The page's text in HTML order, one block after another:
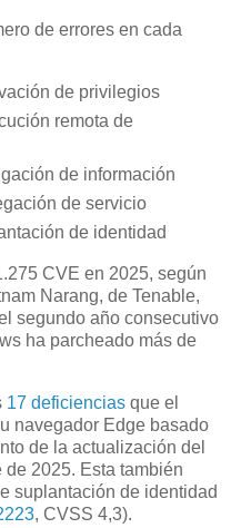
de errores en cada
de privilegios
remota de
de información
de servicio
de identidad
CVE en 2025, según
Narang, de Tenable,
segundo año consecutivo
ha parcheado más de
17 deficiencias que el
navegador Edge basado
de la actualización del
2025. Esta también
suplantación de identidad
, CVSS 4,3).